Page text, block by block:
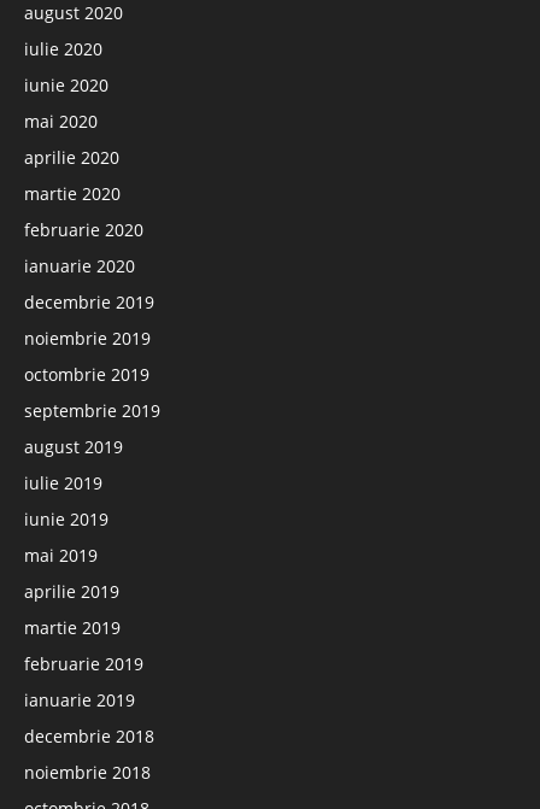
august 2020
iulie 2020
iunie 2020
mai 2020
aprilie 2020
martie 2020
februarie 2020
ianuarie 2020
decembrie 2019
noiembrie 2019
octombrie 2019
septembrie 2019
august 2019
iulie 2019
iunie 2019
mai 2019
aprilie 2019
martie 2019
februarie 2019
ianuarie 2019
decembrie 2018
noiembrie 2018